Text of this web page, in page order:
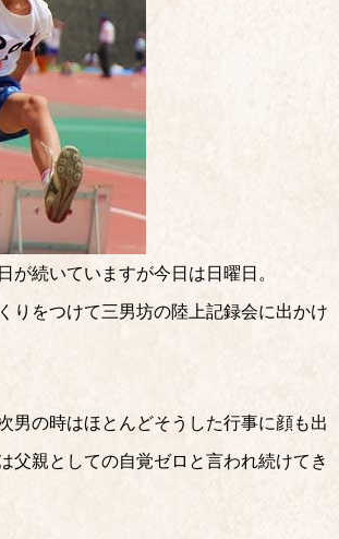
が続いていますが今日は日曜日。
りをつけて三男坊の陸上記録会に出かけ
男の時はほとんどそうした行事に顔も出
父親としての自覚ゼロと言われ続けてき